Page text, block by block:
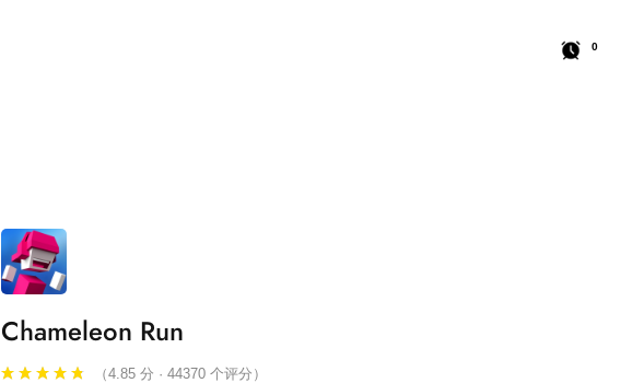
0
Chameleon Run
（4.85 分 · 44370 个评分）